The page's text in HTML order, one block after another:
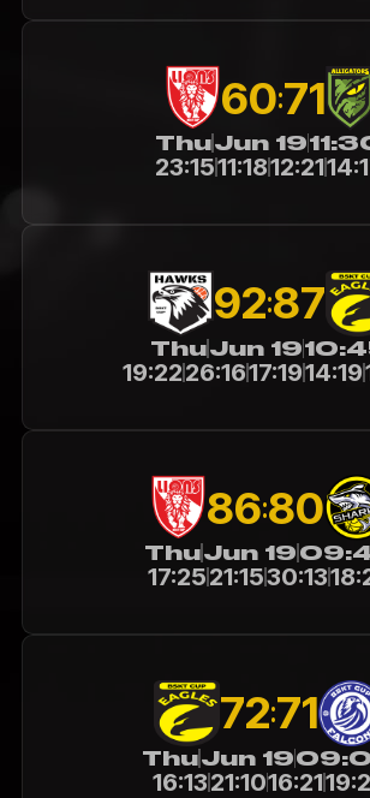
60:71
ThuJun 19
23:1511:1812:21
92:87
ThuJun 19
19:2226:1617:1914:19
86:80
ThuJun 19
17:2521:1530:13
72:71
ThuJun 19
16:1321:1016:21